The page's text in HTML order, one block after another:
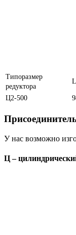
Типоразмер
редуктора
L
Ц2-500
У нас возможно
Ц –